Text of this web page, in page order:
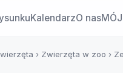
KalendarzO nasMÓJ
› Zwierzęta w zoo ›